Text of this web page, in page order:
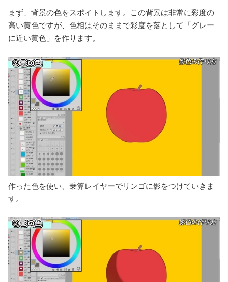
まず、背景の色をスポイトします。この背景は非常に彩度の
高い黄色ですが、色相はそのままで彩度を落として「グレー
に近い黄色」を作ります。
作った色を使い、乗算レイヤーでリンゴに影をつけていきま
す。